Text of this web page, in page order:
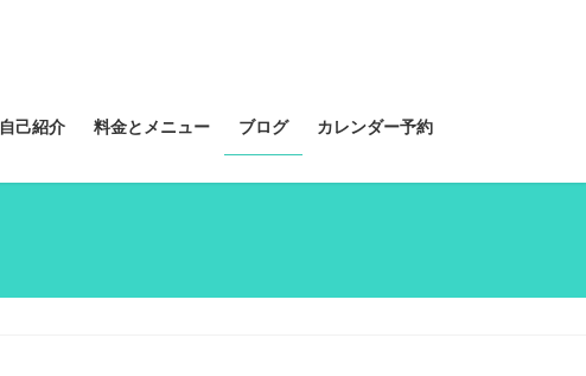
自己紹介 料金とメニュー ブログ カレンダー予約